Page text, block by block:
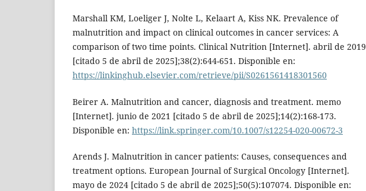
Marshall KM, Loeliger J, Nolte L, Kelaart A, Kiss NK. Prevalence of
malnutrition and impact on clinical outcomes in cancer services: A
comparison of two time points. Clinical Nutrition [Internet]. abril de 2019
[citado 5 de abril de 2025];38(2):644-651. Disponible en:
https://linkinghub.elsevier.com/retrieve/pii/S0261561418301560
Beirer A. Malnutrition and cancer, diagnosis and treatment. memo
[Internet]. junio de 2021 [citado 5 de abril de 2025];14(2):168-173.
Disponible en: https://link.springer.com/10.1007/s12254-020-00672-3
Arends J. Malnutrition in cancer patients: Causes, consequences and
treatment options. European Journal of Surgical Oncology [Internet].
mayo de 2024 [citado 5 de abril de 2025];50(5):107074. Disponible en: